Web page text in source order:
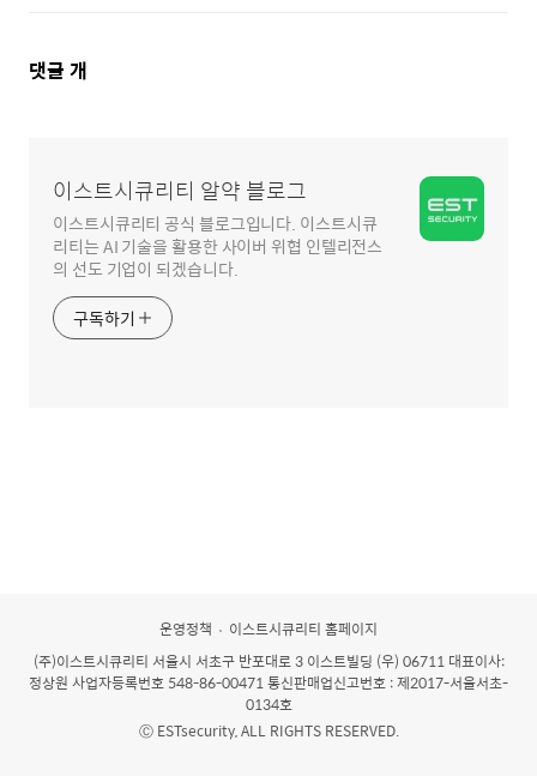
댓
댓글 개
이스트시큐리티 알약 블로그
이스트시큐리티 공식 블로그입니다. 이스트시큐
리티는 AI 기술을 활용한 사이버 위협 인텔리전스
의 선도 기업이 되겠습니다.
구독하기
운영정책
이스트시큐리티 홈페이지
(주)이스트시큐리티 서울시 서초구 반포대로 3 이스트빌딩 (우) 06711 대표이사:
정상원 사업자등록번호 548-86-00471 통신판매업신고번호 : 제2017-서울서초-
0134호
Ⓒ ESTsecurity, ALL RIGHTS RESERVED.